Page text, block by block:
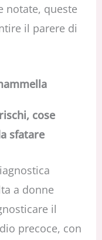
notate, queste
il parere di
cose
sfatare
a donne
il
precoce, con